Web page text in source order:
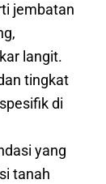
jembatan
langit.
tingkat
di
yang
tanah